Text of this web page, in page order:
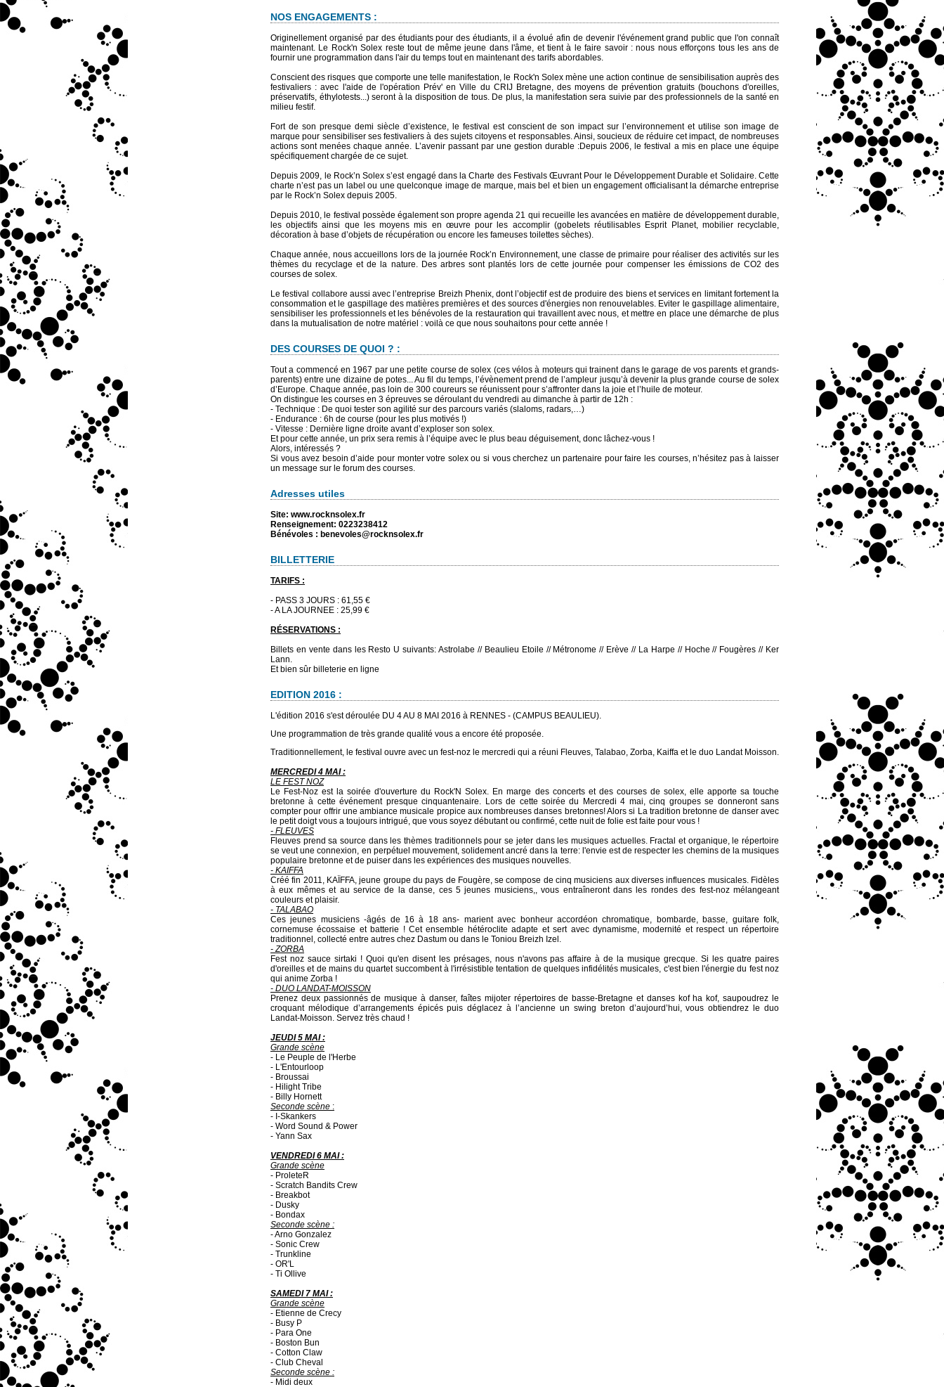
NOS ENGAGEMENTS :
Originellement organisé par des étudiants pour des étudiants, il a évolué afin de devenir l'événement grand public que l'on connaît
maintenant. Le Rock'n Solex reste tout de même jeune dans l'âme, et tient à le faire savoir : nous nous efforçons tous les ans de
fournir une programmation dans l'air du temps tout en maintenant des tarifs abordables.
Conscient des risques que comporte une telle manifestation, le Rock'n Solex mène une action continue de sensibilisation auprès des
festivaliers : avec l'aide de l'opération Prév' en Ville du CRIJ Bretagne, des moyens de prévention gratuits (bouchons d'oreilles,
préservatifs, éthylotests...) seront à la disposition de tous. De plus, la manifestation sera suivie par des professionnels de la santé en
milieu festif.
Fort de son presque demi siècle d’existence, le festival est conscient de son impact sur l’environnement et utilise son image de
marque pour sensibiliser ses festivaliers à des sujets citoyens et responsables. Ainsi, soucieux de réduire cet impact, de nombreuses
actions sont menées chaque année. L’avenir passant par une gestion durable :Depuis 2006, le festival a mis en place une équipe
spécifiquement chargée de ce sujet.
Depuis 2009, le Rock’n Solex s’est engagé dans la Charte des Festivals Œuvrant Pour le Développement Durable et Solidaire. Cette
charte n’est pas un label ou une quelconque image de marque, mais bel et bien un engagement officialisant la démarche entreprise
par le Rock’n Solex depuis 2005.
Depuis 2010, le festival possède également son propre agenda 21 qui recueille les avancées en matière de développement durable,
les objectifs ainsi que les moyens mis en œuvre pour les accomplir (gobelets réutilisables Esprit Planet, mobilier recyclable,
décoration à base d’objets de récupération ou encore les fameuses toilettes sèches).
Chaque année, nous accueillons lors de la journée Rock’n Environnement, une classe de primaire pour réaliser des activités sur les
thèmes du recyclage et de la nature. Des arbres sont plantés lors de cette journée pour compenser les émissions de CO2 des
courses de solex.
Le festival collabore aussi avec l’entreprise Breizh Phenix, dont l’objectif est de produire des biens et services en limitant fortement la
consommation et le gaspillage des matières premières et des sources d'énergies non renouvelables. Eviter le gaspillage alimentaire,
sensibiliser les professionnels et les bénévoles de la restauration qui travaillent avec nous, et mettre en place une démarche de plus
dans la mutualisation de notre matériel : voilà ce que nous souhaitons pour cette année !
DES COURSES DE QUOI ? :
Tout a commencé en 1967 par une petite course de solex (ces vélos à moteurs qui trainent dans le garage de vos parents et grands-
parents) entre une dizaine de potes... Au fil du temps, l’évènement prend de l’ampleur jusqu’à devenir la plus grande course de solex
d’Europe. Chaque année, pas loin de 300 coureurs se réunissent pour s’affronter dans la joie et l’huile de moteur.
On distingue les courses en 3 épreuves se déroulant du vendredi au dimanche à partir de 12h :
- Technique : De quoi tester son agilité sur des parcours variés (slaloms, radars,…)
- Endurance : 6h de course (pour les plus motivés !)
- Vitesse : Dernière ligne droite avant d’exploser son solex.
Et pour cette année, un prix sera remis à l’équipe avec le plus beau déguisement, donc lâchez-vous !
Alors, intéressés ?
Si vous avez besoin d’aide pour monter votre solex ou si vous cherchez un partenaire pour faire les courses, n’hésitez pas à laisser
un message sur le forum des courses.
Adresses utiles
Site: www.rocknsolex.fr
Renseignement: 0223238412
Bénévoles : benevoles@rocknsolex.fr
BILLETTERIE
TARIFS :
- PASS 3 JOURS : 61,55 €
- A LA JOURNEE : 25,99 €
RÉSERVATIONS :
Billets en vente dans les Resto U suivants: Astrolabe // Beaulieu Etoile // Métronome // Erève // La Harpe // Hoche // Fougères // Ker
Lann.
Et bien sûr billeterie en ligne
EDITION 2016 :
L'édition 2016 s'est déroulée DU 4 AU 8 MAI 2016 à RENNES - (CAMPUS BEAULIEU).
Une programmation de très grande qualité vous a encore été proposée.
Traditionnellement, le festival ouvre avec un fest-noz le mercredi qui a réuni Fleuves, Talabao, Zorba, Kaiffa et le duo Landat Moisson.
MERCREDI 4 MAI :
LE FEST NOZ
Le Fest-Noz est la soirée d'ouverture du Rock'N Solex. En marge des concerts et des courses de solex, elle apporte sa touche
bretonne à cette événement presque cinquantenaire. Lors de cette soirée du Mercredi 4 mai, cinq groupes se donneront sans
compter pour offrir une ambiance musicale propice aux nombreuses danses bretonnes! Alors si La tradition bretonne de danser avec
le petit doigt vous a toujours intrigué, que vous soyez débutant ou confirmé, cette nuit de folie est faite pour vous !
- FLEUVES
Fleuves prend sa source dans les thèmes traditionnels pour se jeter dans les musiques actuelles. Fractal et organique, le répertoire
se veut une connexion, en perpétuel mouvement, solidement ancré dans la terre: l'envie est de respecter les chemins de la musiques
populaire bretonne et de puiser dans les expériences des musiques nouvelles.
- KAIFFA
Créé fin 2011, KAÏFFA, jeune groupe du pays de Fougère, se compose de cinq musiciens aux diverses influences musicales. Fidèles
à eux mêmes et au service de la danse, ces 5 jeunes musiciens,, vous entraîneront dans les rondes des fest-noz mélangeant
couleurs et plaisir.
- TALABAO
Ces jeunes musiciens -âgés de 16 à 18 ans- marient avec bonheur accordéon chromatique, bombarde, basse, guitare folk,
cornemuse écossaise et batterie ! Cet ensemble hétéroclite adapte et sert avec dynamisme, modernité et respect un répertoire
traditionnel, collecté entre autres chez Dastum ou dans le Toniou Breizh Izel.
- ZORBA
Fest noz sauce sirtaki ! Quoi qu'en disent les présages, nous n'avons pas affaire à de la musique grecque. Si les quatre paires
d'oreilles et de mains du quartet succombent à l'irrésistible tentation de quelques infidélités musicales, c'est bien l'énergie du fest noz
qui anime Zorba !
- DUO LANDAT-MOISSON
Prenez deux passionnés de musique à danser, faîtes mijoter répertoires de basse-Bretagne et danses kof ha kof, saupoudrez le
croquant mélodique d’arrangements épicés puis déglacez à l’ancienne un swing breton d’aujourd’hui, vous obtiendrez le duo
Landat-Moisson. Servez très chaud !
JEUDI 5 MAI :
Grande scène
- Le Peuple de l'Herbe
- L'Entourloop
- Broussai
- Hilight Tribe
- Billy Hornett
Seconde scène :
- I-Skankers
- Word Sound & Power
- Yann Sax
VENDREDI 6 MAI :
Grande scène
- ProleteR
- Scratch Bandits Crew
- Breakbot
- Dusky
- Bondax
Seconde scène :
- Arno Gonzalez
- Sonic Crew
- Trunkline
- OR'L
- Ti Ollive
SAMEDI 7 MAI :
Grande scène
- Etienne de Crecy
- Busy P
- Para One
- Boston Bun
- Cotton Claw
- Club Cheval
Seconde scène :
- Midi deux